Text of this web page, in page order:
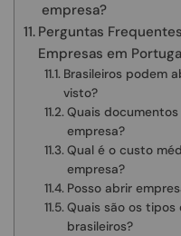
empresa?
Perguntas
Empresas em
Brasileiros podem
visto?
Quais
empresa?
Qual é o custo
empresa?
Posso abrir
Quais são os tipos
brasileiros?